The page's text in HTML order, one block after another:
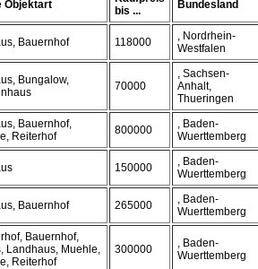
Objektart
bis ...
Bundesland
Bauernhof 118000
, Nordrhein-
Westfalen
Bungalow,
70000
, Sachsen-
Anhalt,
Thueringen
Bauernhof,
Reiterhof
800000
, Baden-
Wuerttemberg
150000
, Baden-
Wuerttemberg
Bauernhof 265000
, Baden-
Wuerttemberg
Bauernhof,
Landhaus, Muehle,
Reiterhof
300000
, Baden-
Wuerttemberg